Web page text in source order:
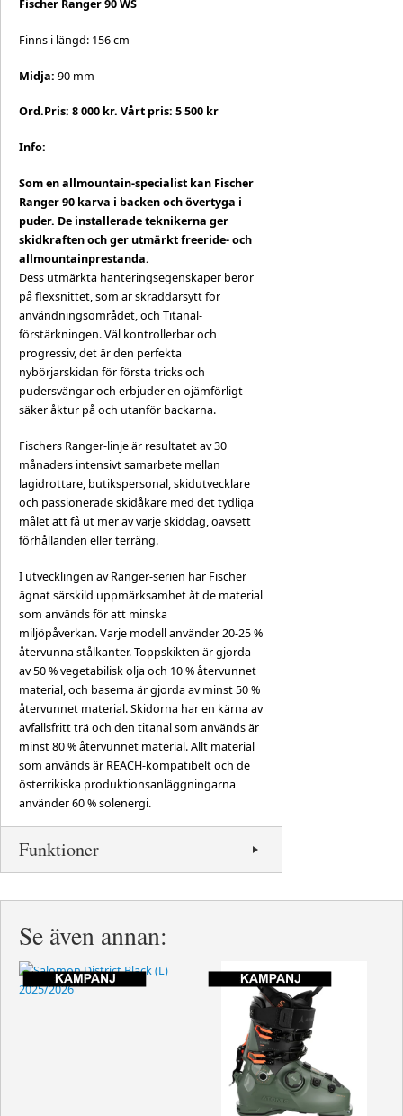
Fischer Ranger 90 WS
Finns i längd: 156 cm
Midja: 90 mm
Ord.Pris: 8 000 kr. Vårt pris: 5 500 kr
Info:
Som en allmountain-specialist kan Fischer
Ranger 90 karva i backen och övertyga i
puder. De installerade teknikerna ger
skidkraften och ger utmärkt freeride- och
allmountainprestanda.
Dess utmärkta hanteringsegenskaper beror
på flexsnittet, som är skräddarsytt för
användningsområdet, och Titanal-
förstärkningen. Väl kontrollerbar och
progressiv, det är den perfekta
nybörjarskidan för första tricks och
pudersvängar och erbjuder en ojämförligt
säker åktur på och utanför backarna.
Fischers Ranger-linje är resultatet av 30
månaders intensivt samarbete mellan
lagidrottare, butikspersonal, skidutvecklare
och passionerade skidåkare med det tydliga
målet att få ut mer av varje skiddag, oavsett
förhållanden eller terräng.
I utvecklingen av Ranger-serien har Fischer
ägnat särskild uppmärksamhet åt de material
som används för att minska
miljöpåverkan. Varje modell använder 20-25 %
återvunna stålkanter. Toppskikten är gjorda
av 50 % vegetabilisk olja och 10 % återvunnet
material, och baserna är gjorda av minst 50 %
återvunnet material. Skidorna har en kärna av
avfallsfritt trä och den titanal som används är
minst 80 % återvunnet material. Allt material
som används är REACH-kompatibelt och de
österrikiska produktionsanläggningarna
använder 60 % solenergi.
Funktioner
Se även annan: